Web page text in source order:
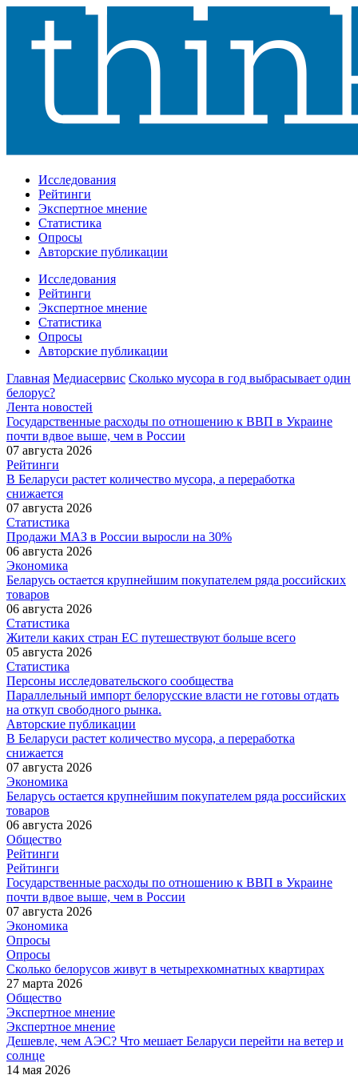
Исследования
Рейтинги
Экспертное мнение
Статистика
Опросы
Авторские публикации
Исследования
Рейтинги
Экспертное мнение
Статистика
Опросы
Авторские публикации
Главная Медиасервис Сколько мусора в год выбрасывает один
белорус?
Лента новостей
Государственные расходы по отношению к ВВП в Украине
почти вдвое выше, чем в России
07 августа 2026
Рейтинги
В Беларуси растет количество мусора, а переработка
снижается
07 августа 2026
Статистика
Продажи МАЗ в России выросли на 30%
06 августа 2026
Экономика
Беларусь остается крупнейшим покупателем ряда российских
товаров
06 августа 2026
Статистика
Жители каких стран ЕС путешествуют больше всего
05 августа 2026
Статистика
Персоны исследовательского сообщества
Параллельный импорт белорусские власти не готовы отдать
на откуп свободного рынка.
Авторские публикации
В Беларуси растет количество мусора, а переработка
снижается
07 августа 2026
Экономика
Беларусь остается крупнейшим покупателем ряда российских
товаров
06 августа 2026
Общество
Рейтинги
Рейтинги
Государственные расходы по отношению к ВВП в Украине
почти вдвое выше, чем в России
07 августа 2026
Экономика
Опросы
Опросы
Сколько белорусов живут в четырехкомнатных квартирах
27 марта 2026
Общество
Экспертное мнение
Экспертное мнение
Дешевле, чем АЭС? Что мешает Беларуси перейти на ветер и
солнце
14 мая 2026